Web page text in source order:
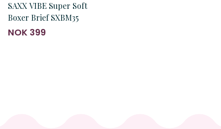
SAXX VIBE Super Soft
Boxer Brief SXBM35
NOK 399